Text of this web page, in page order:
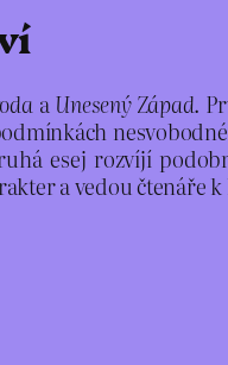
aUnesený Západ.
esej rozvíjí
a vedou